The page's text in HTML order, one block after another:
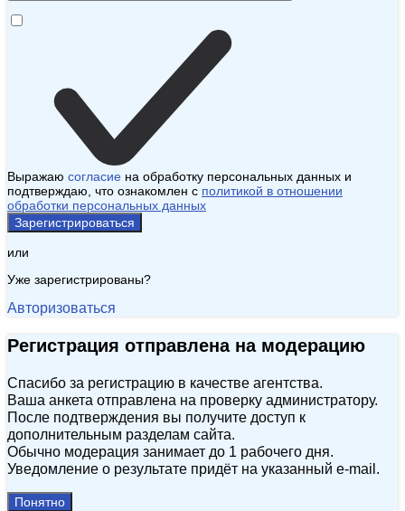
Выражаю согласие на обработку персональных данных и
подтверждаю, что ознакомлен с политикой в отношении
обработки персональных данных
Зарегистрироваться
или
Уже зарегистрированы?
Авторизоваться
Регистрация отправлена на модерацию
Спасибо за регистрацию в качестве агентства.
Ваша анкета отправлена на проверку администратору.
После подтверждения вы получите доступ к
дополнительным разделам сайта.
Обычно модерация занимает до 1 рабочего дня.
Уведомление о результате придёт на указанный e‑mail.
Понятно